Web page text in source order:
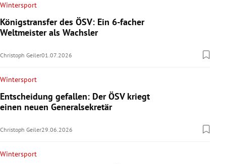
Wintersport
Königstransfer des ÖSV: Ein 6-facher
Weltmeister als Wachsler
Christoph Geiler01.07.2026
Wintersport
Entscheidung gefallen: Der ÖSV kriegt
einen neuen Generalsekretär
Christoph Geiler29.06.2026
Wintersport